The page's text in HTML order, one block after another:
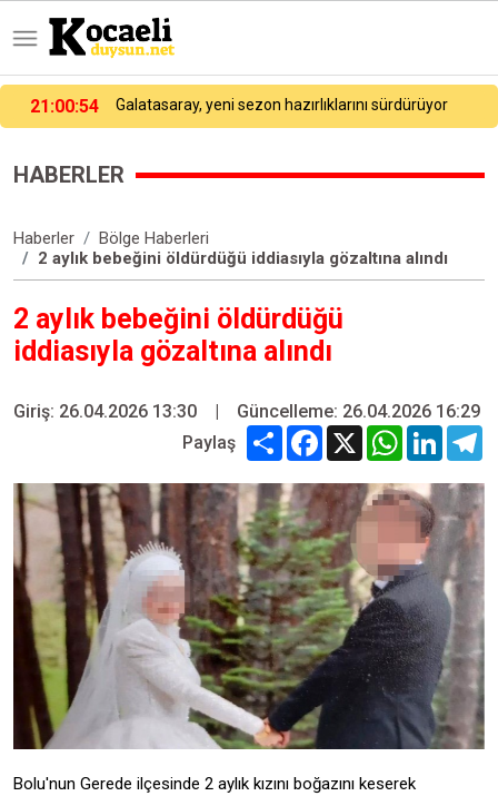
19:54:04
HABERLER
Haberler
Bölge Haberleri
2 aylık bebeğini öldürdüğü iddiasıyla gözaltına alındı
2 aylık bebeğini öldürdüğü
iddiasıyla gözaltına alındı
Giriş: 26.04.2026 13:30 |
Güncelleme: 26.04.2026 16:29
Paylaş
Share Facebook
X WhatsApp
Bolu'nun Gerede ilçesinde 2 aylık kızını boğazını keserek